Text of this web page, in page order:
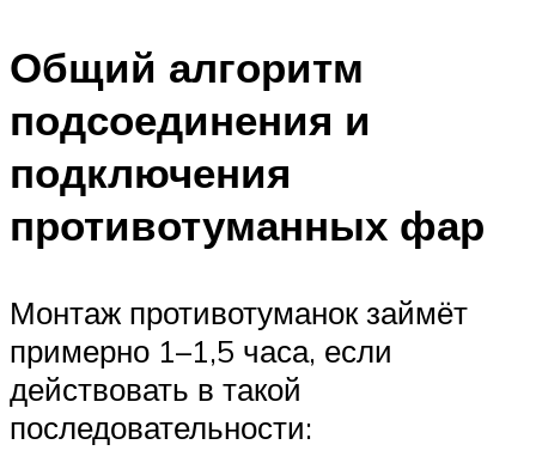
Общий алгоритм
подсоединения и
подключения
противотуманных фар
Монтаж противотуманок займёт
примерно 1–1,5 часа, если
действовать в такой
последовательности: